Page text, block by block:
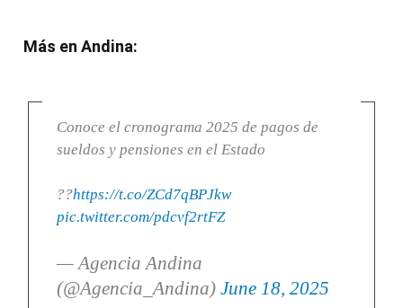
Más en Andina:
Conoce el cronograma 2025 de pagos de
sueldos y pensiones en el Estado
??https://t.co/ZCd7qBPJkw
pic.twitter.com/pdcvf2rtFZ
— Agencia Andina
(@Agencia_Andina) June 18, 2025